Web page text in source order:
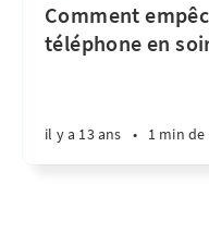
Comment
téléphone en
il y a 13 ans • 1 min